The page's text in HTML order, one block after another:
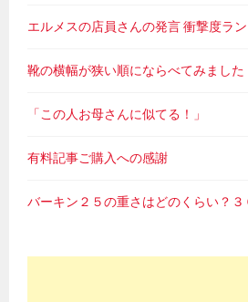
エルメスの店員さんの発言 衝撃度ラ
靴の横幅が狭い順にならべてみました
「この人お母さんに似てる！」
有料記事ご購入への感謝
バーキン２５の重さはどのくらい？３